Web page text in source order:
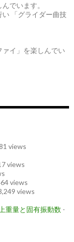
でいます。
「グライダー曲技
ァイ」を楽しんでい
views
views
views
views
重量と固有振動数 -